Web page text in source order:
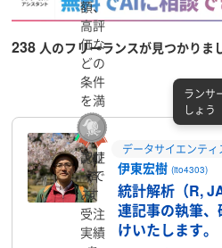
238 人のフリーランスが見つかりま
額、
高評
価な
どの
条件
を満
たし
たラ
ンサ
ーで
す
データサイエンティ
伊東宏樹(ito4303)
統計解析（R,
連記事の執筆
けいたします。
ランサ
しょう
認証
済
み、
受注
実績